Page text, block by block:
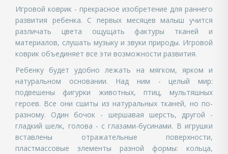
Игровой коврик - прекрасное изобретение для раннего
развития ребенка. С первых месяцев малыш учится
различать цвета ощущать фактуры тканей и
материалов, слушать музыку и звуки природы. Игровой
коврик объединяет все эти возможности развития.
Ребенку будет удобно лежать на мягком, ярком и
натуральном основании. Над ним - целый мир:
подвешены фигурки животных, птиц, мультяшных
героев. Все они сшиты из натуральных тканей, но по-
разному. Один бочок - шершавая шерсть, другой -
гладкий шелк, голова - с глазами-бусинами. В игрушки
вставлены отражательные поверхности,
пластмассовые элементы разной формы: кольца,